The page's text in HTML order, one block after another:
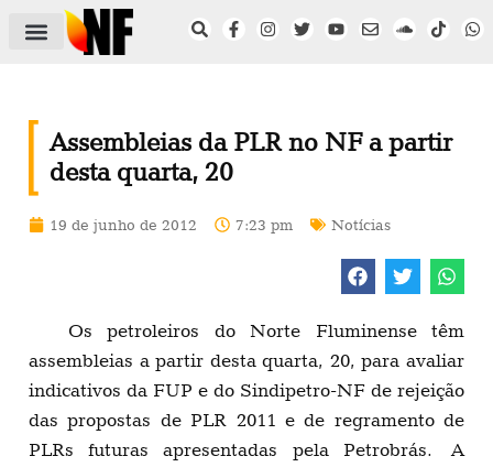
Assembleias da PLR no NF a partir
desta quarta, 20
19 de junho de 2012 7:23 pm Notícias
Os petroleiros do Norte Fluminense têm
assembleias a partir desta quarta, 20, para avaliar
indicativos da FUP e do Sindipetro-NF de rejeição
das propostas de PLR 2011 e de regramento de
PLRs futuras apresentadas pela Petrobrás. A